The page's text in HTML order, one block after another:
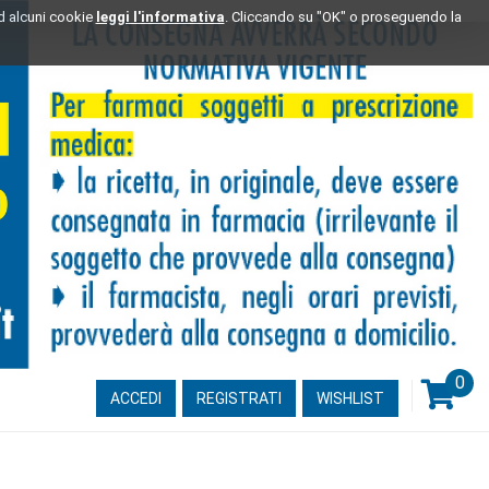
alcuni cookie leggi l'informativa. Cliccando su "OK" o proseguendo la
ACCEDI REGISTRATI WISHLIST
0